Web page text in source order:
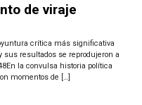
de viraje
crítica más significativa
sus resultados se reprodujeron a
la convulsa historia política
momentos de […]